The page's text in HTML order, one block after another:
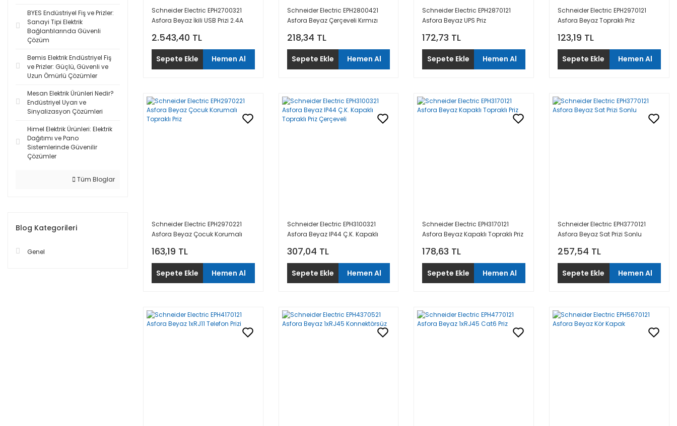
BYES Endüstriyel Fiş ve Prizler:
Sanayi Tipi Elektrik
Bağlantılarında Güvenli
Çözüm
Bemis Elektrik Endüstriyel Fiş
ve Prizler: Güçlü, Güvenli ve
Uzun Ömürlü Çözümler
Mesan Elektrik Ürünleri Nedir?
Endüstriyel Uyarı ve
Sinyalizasyon Çözümleri
Himel Elektrik Ürünleri: Elektrik
Dağıtımı ve Pano
Sistemlerinde Güvenilir
Çözümler
Tüm Bloglar
Blog Kategorileri
Genel
Schneider Electric EPH2700321
Asfora Beyaz İkili USB Prizi 2.4A
2.543,40 TL
Sepete Ekle Hemen Al
Schneider Electric EPH2800421
Asfora Beyaz Çerçeveli Kırmızı
218,34 TL
Sepete Ekle Hemen Al
Schneider Electric EPH2870121
Asfora Beyaz UPS Priz
172,73 TL
Sepete Ekle Hemen Al
Schneider Electric EPH2970121
Asfora Beyaz Topraklı Priz
123,19 TL
Sepete Ekle Hemen Al
Schneider Electric EPH2970221
Asfora Beyaz Çocuk Korumalı
163,19 TL
Sepete Ekle Hemen Al
Schneider Electric EPH3100321
Asfora Beyaz IP44 Ç.K. Kapaklı
307,04 TL
Sepete Ekle Hemen Al
Schneider Electric EPH3170121
Asfora Beyaz Kapaklı Topraklı Priz
178,63 TL
Sepete Ekle Hemen Al
Schneider Electric EPH3770121
Asfora Beyaz Sat Prizi Sonlu
257,54 TL
Sepete Ekle Hemen Al